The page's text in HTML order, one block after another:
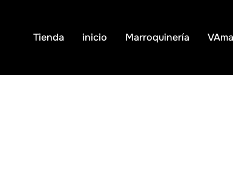
Tienda inicio Marroquinería